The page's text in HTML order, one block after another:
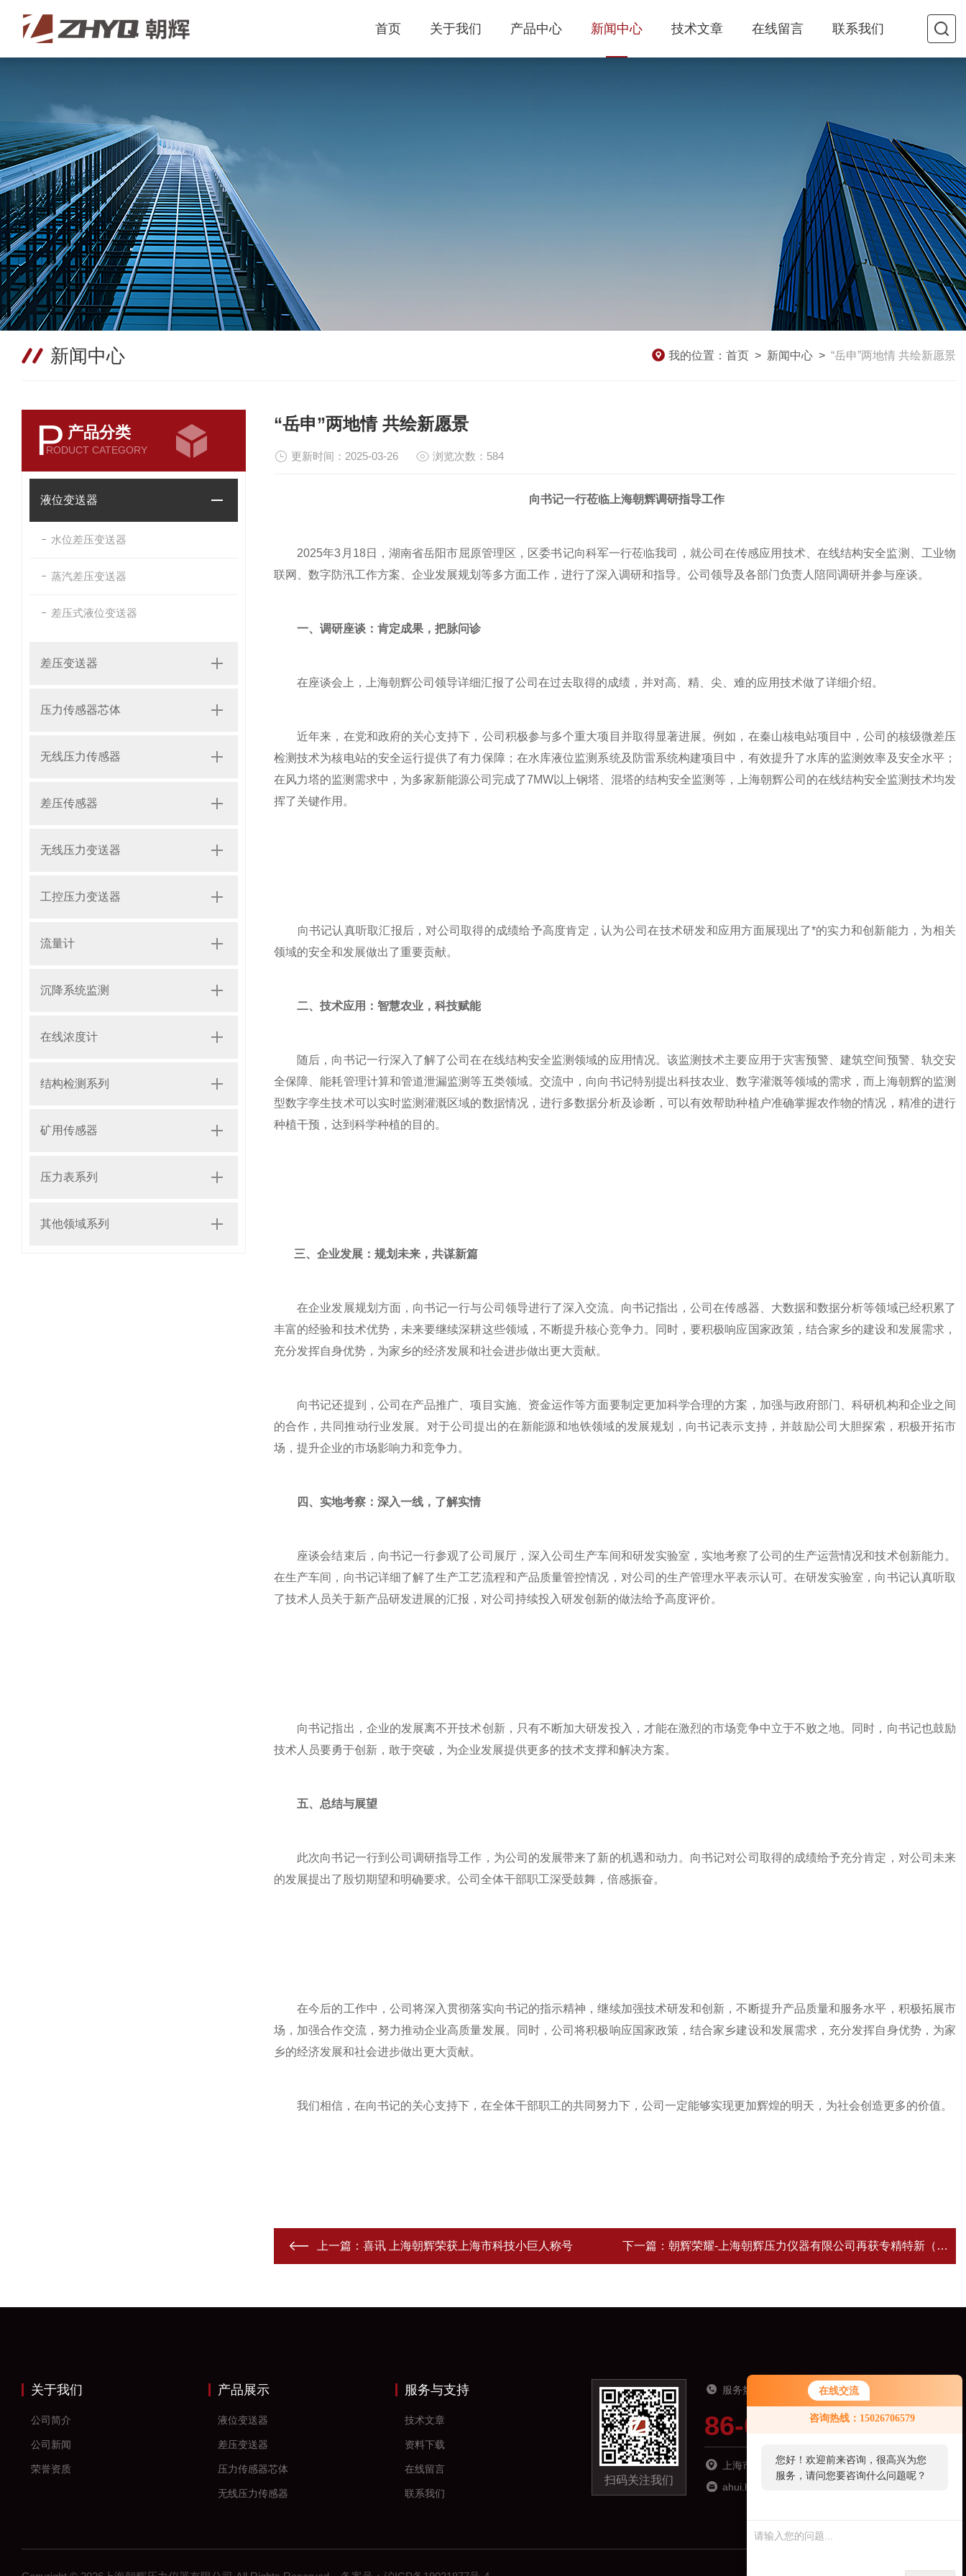
在线交流
咨询热线：15026706579
您好！欢迎前来咨询，很高兴为您
服务，请问您要咨询什么问题呢？
首页 关于我们 产品中心 新闻中心 技术文章 在线留言 联系我们
新闻中心 我的位置： 首页 > 新闻中心 > “岳申”两地情 共绘新愿景
P 产品分类
RODUCT CATEGORY
液位变送器
水位差压变送器
蒸汽差压变送器
差压式液位变送器
差压变送器
压力传感器芯体
无线压力传感器
差压传感器
无线压力变送器
工控压力变送器
流量计
沉降系统监测
在线浓度计
结构检测系列
矿用传感器
压力表系列
其他领域系列
“岳申”两地情 共绘新愿景
更新时间：2025-03-26 浏览次数：584
向书记一行莅临上海朝辉调研指导工作
2025年3月18日，湖南省岳阳市屈原管理区，区委书记向科军一行莅临我司，就公司在传感应用技术、在线结构安全监测、工业物
联网、数字防汛工作方案、企业发展规划等多方面工作，进行了深入调研和指导。公司领导及各部门负责人陪同调研并参与座谈。
一、调研座谈：肯定成果，把脉问诊
在座谈会上，上海朝辉公司领导详细汇报了公司在过去取得的成绩，并对高、精、尖、难的应用技术做了详细介绍。
近年来，在党和政府的关心支持下，公司积极参与多个重大项目并取得显著进展。例如，在秦山核电站项目中，公司的核级微差压
检测技术为核电站的安全运行提供了有力保障；在水库液位监测系统及防雷系统构建项目中，有效提升了水库的监测效率及安全水平；
在风力塔的监测需求中，为多家新能源公司完成了7MW以上钢塔、混塔的结构安全监测等，上海朝辉公司的在线结构安全监测技术均发
挥了关键作用。
向书记认真听取汇报后，对公司取得的成绩给予高度肯定，认为公司在技术研发和应用方面展现出了*的实力和创新能力，为相关
领域的安全和发展做出了重要贡献。
二、技术应用：智慧农业，科技赋能
随后，向书记一行深入了解了公司在在线结构安全监测领域的应用情况。该监测技术主要应用于灾害预警、建筑空间预警、轨交安
全保障、能耗管理计算和管道泄漏监测等五类领域。交流中，向向书记特别提出科技农业、数字灌溉等领域的需求，而上海朝辉的监测
型数字孪生技术可以实时监测灌溉区域的数据情况，进行多数据分析及诊断，可以有效帮助种植户准确掌握农作物的情况，精准的进行
种植干预，达到科学种植的目的。
三、企业发展：规划未来，共谋新篇
在企业发展规划方面，向书记一行与公司领导进行了深入交流。向书记指出，公司在传感器、大数据和数据分析等领域已经积累了
丰富的经验和技术优势，未来要继续深耕这些领域，不断提升核心竞争力。同时，要积极响应国家政策，结合家乡的建设和发展需求，
充分发挥自身优势，为家乡的经济发展和社会进步做出更大贡献。
向书记还提到，公司在产品推广、项目实施、资金运作等方面要制定更加科学合理的方案，加强与政府部门、科研机构和企业之间
的合作，共同推动行业发展。对于公司提出的在新能源和地铁领域的发展规划，向书记表示支持，并鼓励公司大胆探索，积极开拓市
场，提升企业的市场影响力和竞争力。
四、实地考察：深入一线，了解实情
座谈会结束后，向书记一行参观了公司展厅，深入公司生产车间和研发实验室，实地考察了公司的生产运营情况和技术创新能力。
在生产车间，向书记详细了解了生产工艺流程和产品质量管控情况，对公司的生产管理水平表示认可。在研发实验室，向书记认真听取
了技术人员关于新产品研发进展的汇报，对公司持续投入研发创新的做法给予高度评价。
向书记指出，企业的发展离不开技术创新，只有不断加大研发投入，才能在激烈的市场竞争中立于不败之地。同时，向书记也鼓励
技术人员要勇于创新，敢于突破，为企业发展提供更多的技术支撑和解决方案。
五、总结与展望
此次向书记一行到公司调研指导工作，为公司的发展带来了新的机遇和动力。向书记对公司取得的成绩给予充分肯定，对公司未来
的发展提出了殷切期望和明确要求。公司全体干部职工深受鼓舞，倍感振奋。
在今后的工作中，公司将深入贯彻落实向书记的指示精神，继续加强技术研发和创新，不断提升产品质量和服务水平，积极拓展市
场，加强合作交流，努力推动企业高质量发展。同时，公司将积极响应国家政策，结合家乡建设和发展需求，充分发挥自身优势，为家
乡的经济发展和社会进步做出更大贡献。
我们相信，在向书记的关心支持下，在全体干部职工的共同努力下，公司一定能够实现更加辉煌的明天，为社会创造更多的价值。
上一篇： 喜讯 上海朝辉荣获上海市科技小巨人称号 下一篇： 朝辉荣耀-上海朝辉压力仪器有限公司再获专精特新（2025-2027）
关于我们
公司简介
公司新闻
荣誉资质
产品展示
液位变送器
差压变送器
压力传感器芯体
无线压力传感器
服务与支持
技术文章
资料下载
在线留言
联系我们
扫码关注我们
服务热线
86-021-51691919
上海市松江区南乐路1276弄115号8号楼6楼
ahui.hu@zhyqsensor.com